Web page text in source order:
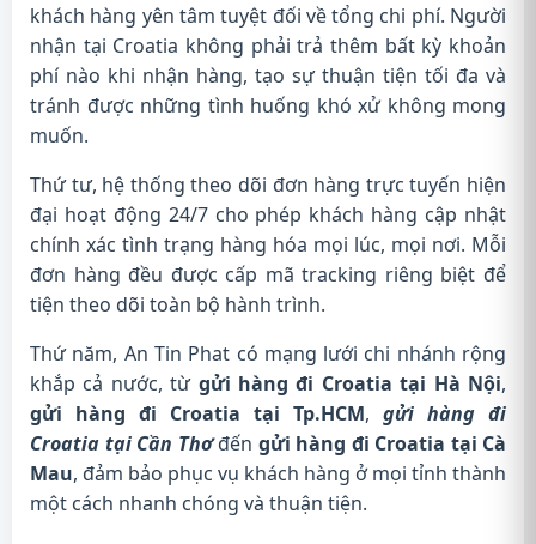
khách hàng yên tâm tuyệt đối về tổng chi phí. Người
nhận tại Croatia không phải trả thêm bất kỳ khoản
phí nào khi nhận hàng, tạo sự thuận tiện tối đa và
tránh được những tình huống khó xử không mong
muốn.
Thứ tư, hệ thống theo dõi đơn hàng trực tuyến hiện
đại hoạt động 24/7 cho phép khách hàng cập nhật
chính xác tình trạng hàng hóa mọi lúc, mọi nơi. Mỗi
đơn hàng đều được cấp mã tracking riêng biệt để
tiện theo dõi toàn bộ hành trình.
Thứ năm, An Tin Phat có mạng lưới chi nhánh rộng
khắp cả nước, từ gửi hàng đi Croatia tại Hà Nội,
gửi hàng đi Croatia tại Tp.HCM, gửi hàng đi
Croatia tại Cần Thơđến gửi hàng đi Croatia tại Cà
Mau, đảm bảo phục vụ khách hàng ở mọi tỉnh thành
một cách nhanh chóng và thuận tiện.